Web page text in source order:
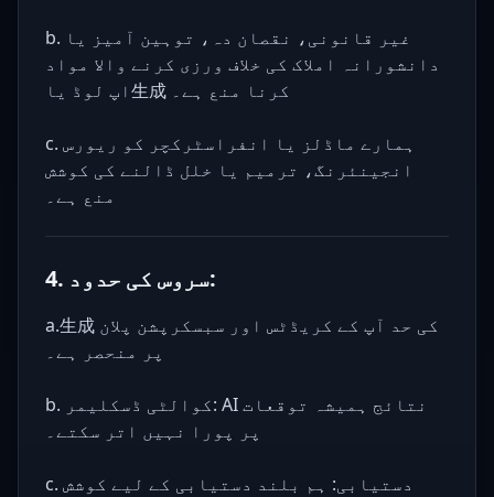
b. غیر قانونی، نقصان دہ، توہین آمیز یا
دانشورانہ املاک کی خلاف ورزی کرنے والا مواد
اپ لوڈ یا生成 کرنا منع ہے۔
c. ہمارے ماڈلز یا انفراسٹرکچر کو ریورس
انجینئرنگ، ترمیم یا خلل ڈالنے کی کوشش
منع ہے۔
4. سروس کی حدود:
a.生成 کی حد آپ کے کریڈٹس اور سبسکرپشن پلان
پر منحصر ہے۔
b. کوالٹی ڈسکلیمر: AI نتائج ہمیشہ توقعات
پر پورا نہیں اتر سکتے۔
c. دستیابی: ہم بلند دستیابی کے لیے کوشش